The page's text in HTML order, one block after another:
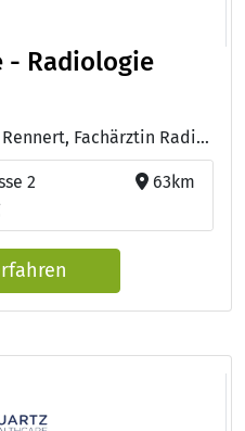
- Radiologie
Ärzte: Prof. Dr. med. Janine Rennert, Fachärztin Radiologie mit Schwerpunkt Neuroradiologie und Zertifizierungen für Kardiovaskuläre Radiologie, mpMR-Prostatographhie und Muskuloskelettale Radiologie
2
63km